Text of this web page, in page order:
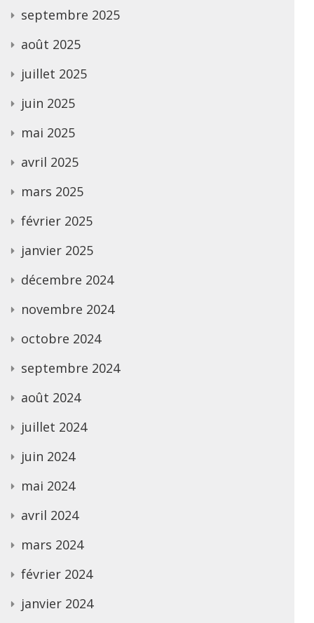
septembre 2025
août 2025
juillet 2025
juin 2025
mai 2025
avril 2025
mars 2025
février 2025
janvier 2025
décembre 2024
novembre 2024
octobre 2024
septembre 2024
août 2024
juillet 2024
juin 2024
mai 2024
avril 2024
mars 2024
février 2024
janvier 2024